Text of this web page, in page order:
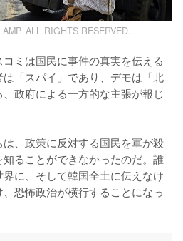
ALL RIGHTS RESERVED.
ミは国民に事件の真実を伝える
「スパイ」であり、デモは「北
政府による一方的な主張が報じ
、政策に反対する国民を軍が殺
ることができなかったのだ。誰
に、そして韓国全土に伝えなけ
恐怖政治が横行することになっ